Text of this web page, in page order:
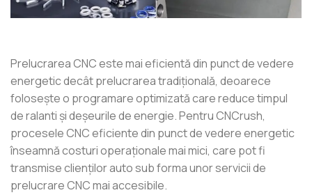
Prelucrarea CNC este mai eficientă din punct de vedere
energetic decât prelucrarea tradițională, deoarece
folosește o programare optimizată care reduce timpul
de ralanti și deșeurile de energie. Pentru CNCrush,
procesele CNC eficiente din punct de vedere energetic
înseamnă costuri operaționale mai mici, care pot fi
transmise clienților auto sub forma unor servicii de
prelucrare CNC mai accesibile.